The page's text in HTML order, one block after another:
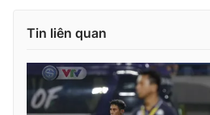
Tổng Biên tập:Vũ Thanh Thủy
Phó Tổng Biên tập:Nguyễn Thị Mỹ
Nguyễn Trọng Ninh
Tổng đài VTV: 024.38 355 931 -
Tin liên quan